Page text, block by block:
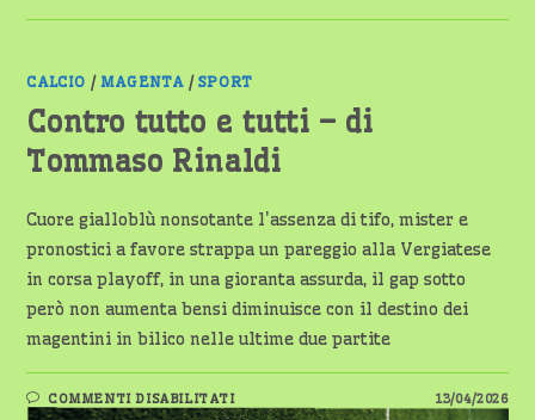
–
CALCIO / MAGENTA / SPORT
Contro tutto e tutti – di
Tommaso Rinaldi
Cuore gialloblù nonsotante l'assenza di tifo, mister e
pronostici a favore strappa un pareggio alla Vergiatese
in corsa playoff, in una gioranta assurda, il gap sotto
però non aumenta bensi diminuisce con il destino dei
magentini in bilico nelle ultime due partite
COMMENTI DISABILITATISU
CONTRO
13/04/2026